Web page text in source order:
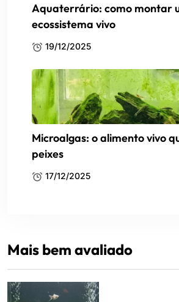
Aquaterrário: como montar
ecossistema vivo
19/12/2025
Microalgas: o alimento vivo
peixes
17/12/2025
Mais bem avaliado